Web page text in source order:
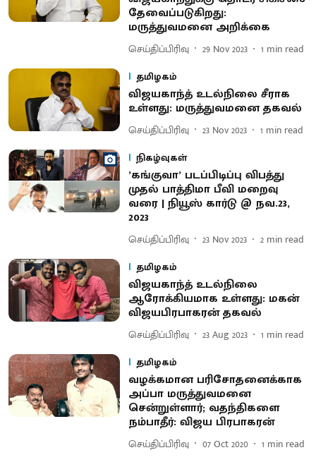
தேவைப்படுகிறது:
மருத்துவமனை அறிக்கை
செய்திப்பிரிவு 29 Nov 2023 1 min read
தமிழகம்
விஜயகாந்த் உடல்நிலை சீராக
உள்ளது: மருத்துவமனை தகவல்
செய்திப்பிரிவு 23 Nov 2023 1 min read
நிகழ்வுகள்
’கங்குவா’ படப்பிடிப்பு விபத்து
முதல் பாத்திமா பீவி மறைவு
வரை | நியூஸ் கார்டு @ நவ.23,
2023
செய்திப்பிரிவு 23 Nov 2023 2 min read
தமிழகம்
விஜயகாந்த் உடல்நிலை
ஆரோக்கியமாக உள்ளது: மகன்
விஜயபிரபாகரன் தகவல்
செய்திப்பிரிவு 23 Aug 2023 1 min read
தமிழகம்
வழக்கமான பரிசோதனைக்காக
அப்பா மருத்துவமனை
சென்றுள்ளார்; வதந்திகளை
நம்பாதீர்: விஜய பிரபாகரன்
செய்திப்பிரிவு 07 Oct 2020 1 min read